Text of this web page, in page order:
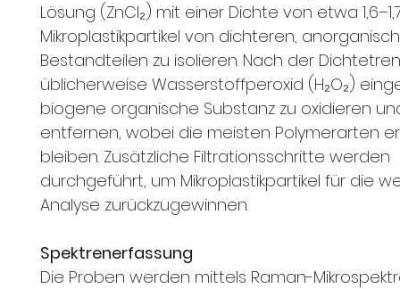
Lösung (ZnCl₂) mit einer Dichte von etwa
Mikroplastikpartikel von dichteren,
Bestandteilen zu isolieren. Nach der
üblicherweise Wasserstoffperoxid (H₂O₂)
biogene organische Substanz zu oxidieren
entfernen, wobei die meisten Polymerarten
bleiben. Zusätzliche Filtrationsschritte werden
durchgeführt, um Mikroplastikpartikel für die
Analyse zurückzugewinnen.
Spektrenerfassung
Die Proben werden mittels Raman-